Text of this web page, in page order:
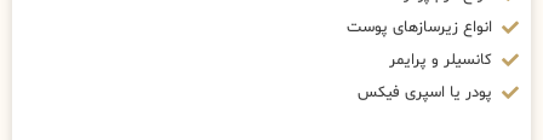
انواع زیرسازهای پوست
کانسیلر و پرایمر
پودر یا اسپری فیکس